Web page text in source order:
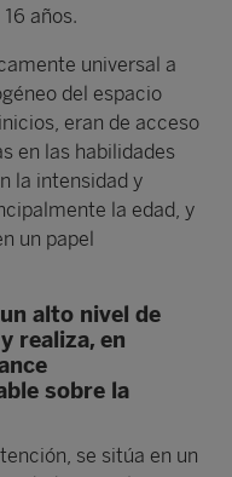
años.
universal a
del espacio
eran de acceso
en las habilidades
la intensidad y
la edad, y
un papel
alto nivel de
realiza, en
sobre la
se sitúa en un